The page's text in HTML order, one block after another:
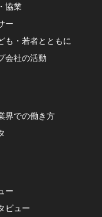
協業
ー
も・若者とともに
会社の活動
界での働き方
ー
ビュー